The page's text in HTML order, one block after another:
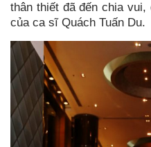
thân thiết đã đến chia
của ca sĩ Quách Tuấn Du.